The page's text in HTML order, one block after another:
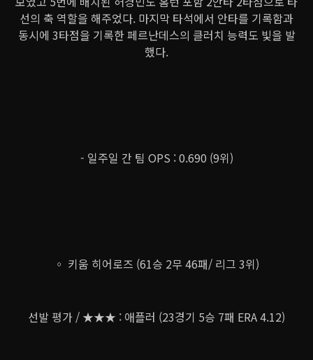
선의 축 역할을 해주었다. 마지막 타석에서 안타를 기록함과
동시에 3타점을 기록한 페르난데스의 클러치 능력도 빛을 발
했다.
- 일주일 간 팀 OPS : 0.690 (9위)
◦ 키움 히어로즈 (61승 2무 46패/ 리그 3위)
선발 평가 / ★★★ : 애플러 (23경기 5승 7패 ERA 4.12)